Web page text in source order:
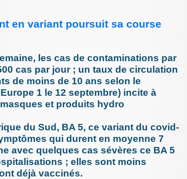
en variant poursuit sa course
les cas de contaminations par
cas par jour ; un taux de circulation
de moins de 10 ans selon le
1 le 12 septembre) incite à
et produits hydro
du Sud, BA 5, ce variant du covid-
qui durent en moyenne 7
avec quelques cas sévères ce BA 5
; elles sont moins
déjà vaccinés.